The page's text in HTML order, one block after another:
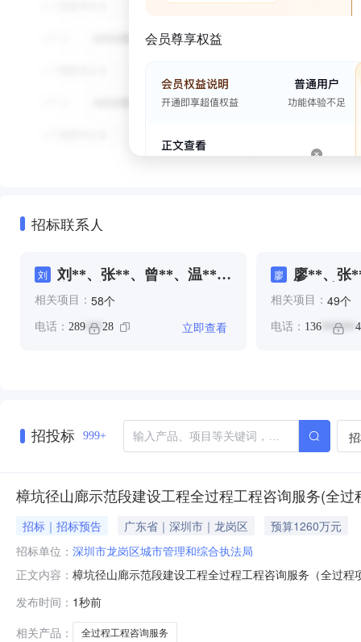
会员尊享权益
招标联系人
刘
刘**、张**、曾**、温**、
相关项目： 58个
电话： 289 *** 28 立即查看
廖
廖**、张
相关项目： 49个
电话： 136******
招投标 999+
樟坑径山廊示范段建设工程全过程工程咨询服务(全
招标｜招标预告 广东省｜深圳市｜龙岗区
预算1260万元
招标单位： 深圳市龙岗区城市管理和综合执法局
正文内容： 樟坑径山廊示范段建设工程全过程工程咨询服务（全过
门：龙岗区住房和建设局工程专业类型：其他是否跨区
标：否预计招标时间：2026-09-06至
发布时间： 1秒前
相关产品：
全过程工程咨询服务